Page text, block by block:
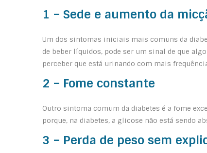
1 – Sede e aumento da
Um dos sintomas iniciais mais comuns da
de beber líquidos, pode ser um sinal de que
perceber que está urinando com mais
2 – Fome constante
Outro sintoma comum da diabetes é a fome
porque, na diabetes, a glicose não está sendo
3 – Perda de peso sem